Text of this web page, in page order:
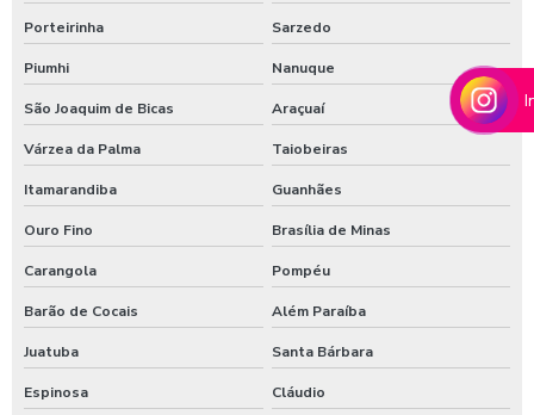
Posto de lavagem de caminhões
Preço de controlador de banho
Produto para higienização interna de veiculos
Produtos para lavagem de caminhões
Produtos para limpeza interna automotiva
Produtos quimico para lavagem de caminhão
Produtos quimicos para lavagem automotiva
Produtos para tratamento de agua
Shampoo carros com cera
Porteirinha Sarzedo
Piumhi Nanuque
São Joaquim de Bicas Araçuaí
Várzea da Palma Taiobeiras
Itamarandiba Guanhães
Ouro Fino Brasília de Minas
Carangola Pompéu
Barão de Cocais Além Paraíba
Juatuba Santa Bárbara
Espinosa Cláudio